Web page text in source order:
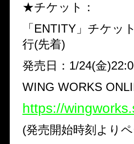
★チケット：
「 ENTITY 」チケット
行(先着)
発売日： 1/24(金
WING WORKS
https://
(発売開始時刻より